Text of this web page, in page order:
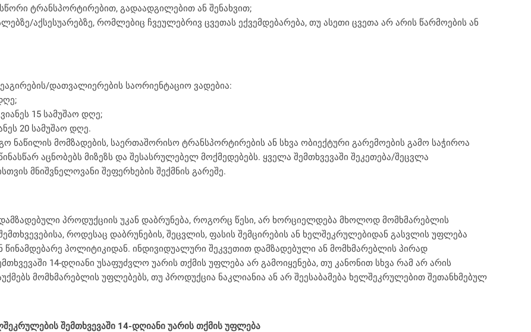
ტრანსპორტირებით, გადაადგილებით ან შენახვით;
აქსესუარებზე, რომლებიც ჩვეულებრივ ცვეთას ექვემდებარება, თუ ასეთი ცვეთა არ არის წარმოების ან
დათვალიერების საორიენტაციო ვადებია:
15 სამუშაო დღე;
20 სამუშაო დღე.
ნაწილის მომზადების, საერთაშორისო ტრანსპორტირების ან სხვა ობიექტური გარემოების გამო საჭიროა
აცნობებს მიზეზს და შესასრულებელ მოქმედებებს. ყველა შემთხვევაში შეკეთება/შეცვლა
მნიშვნელოვანი შეფერხების შექმნის გარეშე.
პროდუქციის უკან დაბრუნება, როგორც წესი, არ ხორციელდება მხოლოდ მომხმარებლის
როდესაც დაბრუნების, შეცვლის, ფასის შემცირების ან ხელშეკრულებიდან გასვლის უფლება
პოლიტიკიდან. ინდივიდუალური შეკვეთით დამზადებული ან მომხმარებლის პირად
14-დღიანი უსაფუძვლო უარის თქმის უფლება არ გამოიყენება, თუ კანონით სხვა რამ არ არის
მომხმარებლის უფლებებს, თუ პროდუქცია ნაკლიანია ან არ შეესაბამება ხელშეკრულებით შეთანხმებულ
შემთხვევაში 14-დღიანი უარის თქმის უფლება